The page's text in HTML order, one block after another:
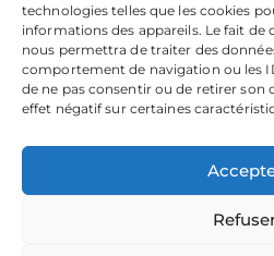
technologies telles que les cookies
informations des appareils. Le fait de
nous permettra de traiter des
comportement de navigation ou les
de ne pas consentir ou de retirer
effet négatif sur certaines